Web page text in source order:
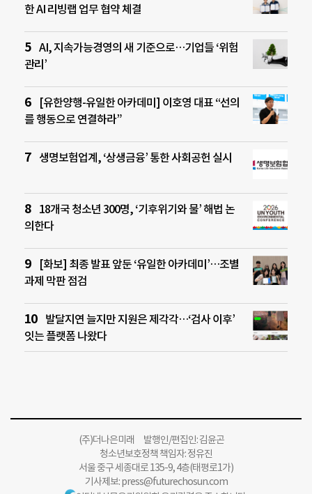
한 AI 리빙랩 업무 협약 체결
AI, 지속가능경영의 새 기준으로…기업들 ‘위험
관리’
[유한양행-유일한 아카데미] 이호영 대표 “선의
를 행동으로 연결하라”
생명보험업계, ‘상생금융’ 통한 사회공헌 실시
18개국 청소년 300명, ‘기후위기와 물’ 해법 논
의한다
[화보] 최종 발표 앞둔 ‘유일한 아카데미’…조별
과제 막판 점검
발달지연 늘지만 지원은 제각각…‘검사 이후’
잇는 플랫폼 나왔다
(주)더나은미래 발행인/편집인: 김윤곤
청소년보호정책 책임자: 정유진
서울 중구 세종대로 135-9, 4층(태평로1가)
기사제보:press@futurechosun.com